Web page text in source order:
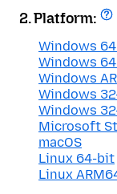
2. Platform:
Windows
Windows
Windows
Windows
Windows
Microsoft
macOS
Linux 64-bit
Linux